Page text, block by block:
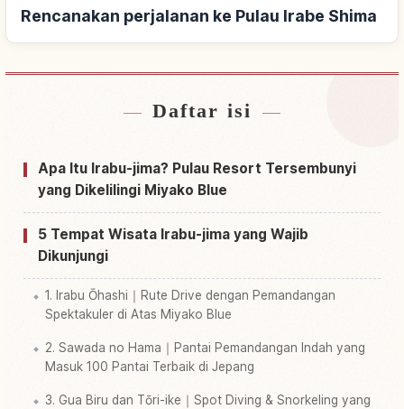
Rencanakan perjalanan ke Pulau Irabe Shima
Cari penginapan dekat Pulau Irabe Shima
Cari aktivitas di Pulau Irabe Shima↗
Daftar isi
Apa Itu Irabu-jima? Pulau Resort Tersembunyi
yang Dikelilingi Miyako Blue
5 Tempat Wisata Irabu-jima yang Wajib
Dikunjungi
1. Irabu Ōhashi｜Rute Drive dengan Pemandangan
Spektakuler di Atas Miyako Blue
2. Sawada no Hama｜Pantai Pemandangan Indah yang
Masuk 100 Pantai Terbaik di Jepang
3. Gua Biru dan Tōri-ike｜Spot Diving & Snorkeling yang